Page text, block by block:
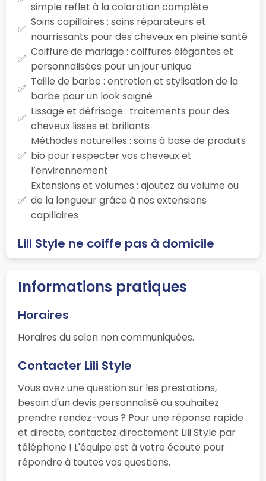
simple reflet à la coloration complète
Soins capillaires : soins réparateurs et
nourrissants pour des cheveux en pleine santé
Coiffure de mariage : coiffures élégantes et
personnalisées pour un jour unique
Taille de barbe : entretien et stylisation de la
barbe pour un look soigné
Lissage et défrisage : traitements pour des
cheveux lisses et brillants
Méthodes naturelles : soins à base de produits
bio pour respecter vos cheveux et
l’environnement
Extensions et volumes : ajoutez du volume ou
de la longueur grâce à nos extensions
capillaires
Lili Style ne coiffe pas à domicile
Informations pratiques
Horaires
Horaires du salon non communiquées.
Contacter Lili Style
Vous avez une question sur les prestations,
besoin d'un devis personnalisé ou souhaitez
prendre rendez-vous ? Pour une réponse rapide
et directe, contactez directement Lili Style par
téléphone ! L'équipe est à votre écoute pour
répondre à toutes vos questions.